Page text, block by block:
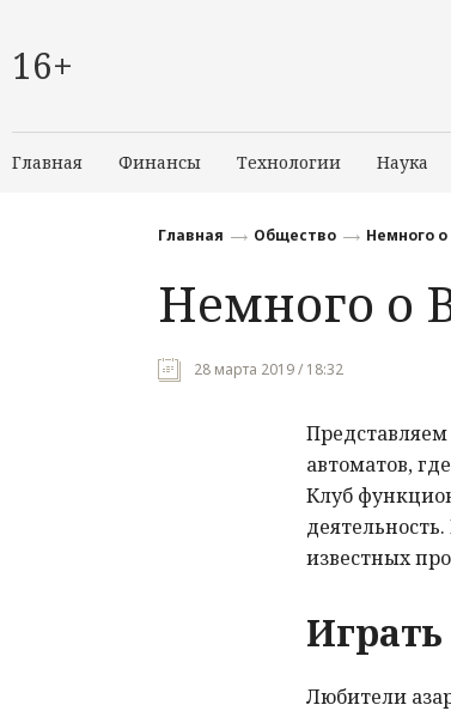
16+
Главная Финансы Технологии Наука
Главная Общество Немного о
Немного о
28 марта 2019 / 18:32
автоматов,
Клуб
известных
Любители